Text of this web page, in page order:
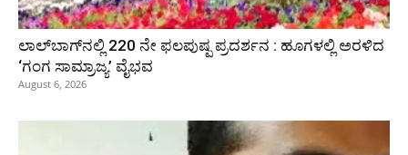
ಲಾಲ್‍ಬಾಗ್‍ನಲ್ಲಿ 220 ನೇ ಫಲಪುಷ್ಪ ಪ್ರದರ್ಶನ : ಹೂಗಳಲ್ಲಿ ಅರಳಿದ
‘ಗಂಗ ಸಾಮ್ರಾಜ್ಯ’ ವೈಭವ
August 6, 2026